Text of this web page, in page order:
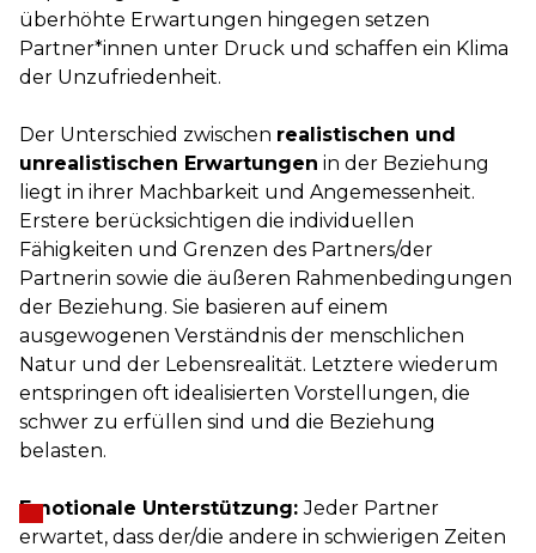
überhöhte Erwartungen hingegen setzen
Partner*innen unter Druck und schaffen ein Klima
der Unzufriedenheit.
Der Unterschied zwischen realistischen und
unrealistischen Erwartungen in der Beziehung
liegt in ihrer Machbarkeit und Angemessenheit.
Erstere berücksichtigen die individuellen
Fähigkeiten und Grenzen des Partners/der
Partnerin sowie die äußeren Rahmenbedingungen
der Beziehung. Sie basieren auf einem
ausgewogenen Verständnis der menschlichen
Natur und der Lebensrealität. Letztere wiederum
entspringen oft idealisierten Vorstellungen, die
schwer zu erfüllen sind und die Beziehung
belasten.
Emotionale Unterstützung:Jeder Partner
erwartet, dass der/die andere in schwierigen Zeiten